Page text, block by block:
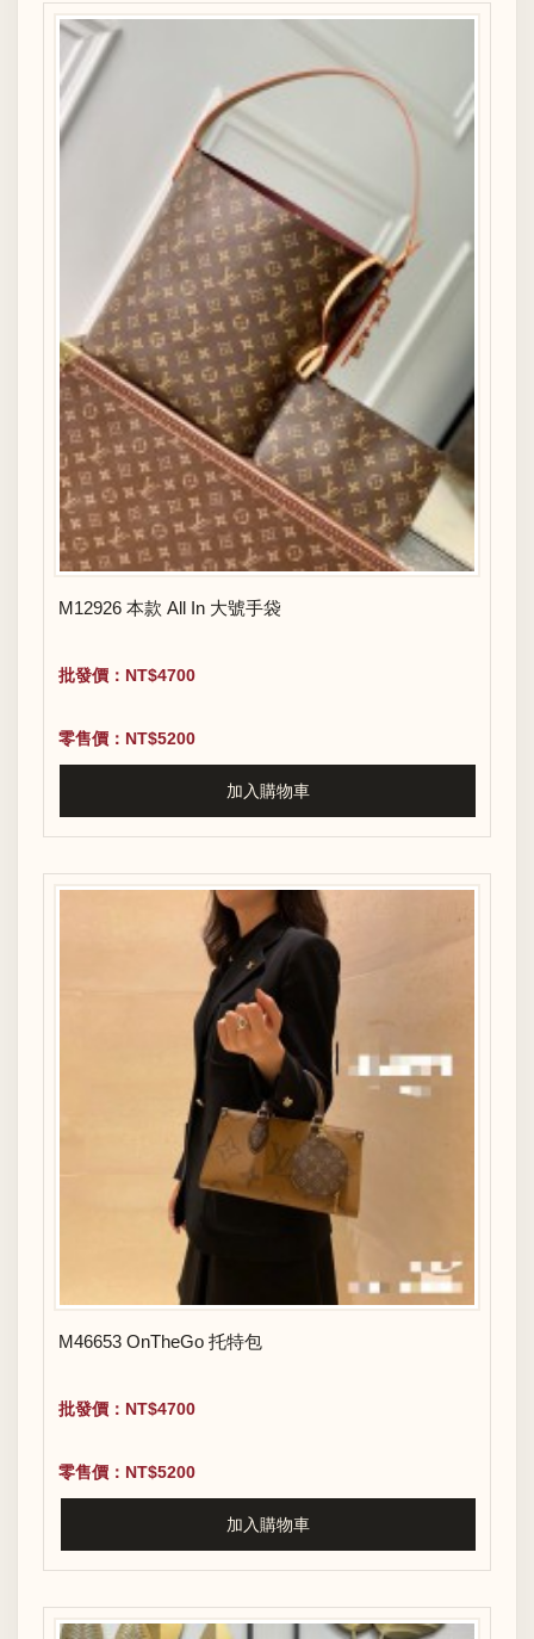
M12926 本款 All In 大號手袋
批發價：NT$4700
零售價：NT$5200
加入購物車
M46653 OnTheGo 托特包
批發價：NT$4700
零售價：NT$5200
加入購物車